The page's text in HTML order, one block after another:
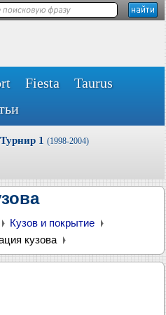
Fiesta
Taurus
1 (1998-2004)
Кузов и покрытие
кузова